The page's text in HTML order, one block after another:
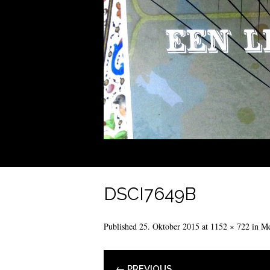
DSCI7649B
Published 25. Oktober 2015 at 1152 × 722 in